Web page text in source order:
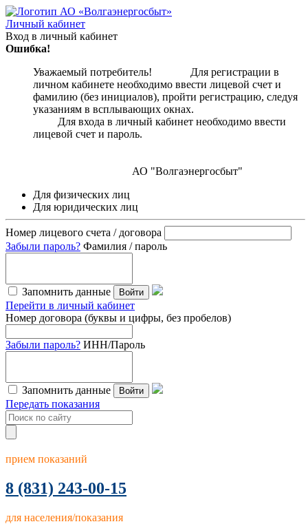
Личный кабинет
Вход в личный кабинет
Ошибка!
Уважаемый потребитель! Для регистрации в
личном кабинете необходимо ввести лицевой счет и
фамилию (без инициалов), пройти регистрацию, следуя
указаниям в всплывающих окнах.
Для входа в личный кабинет необходимо ввести
лицевой счет и пароль.
АО "Волгаэнергосбыт"
Для физических лиц
Для юридических лиц
Номер лицевого счета / договора
Забыли пароль? Фамилия / пароль
Запомнить данные Войти
Перейти в личный кабинет
Номер договора (буквы и цифры, без пробелов)
Забыли пароль? ИНН/Пароль
Запомнить данные Войти
Передать показания
прием показаний
8 (831) 243-00-15
для населения/показания